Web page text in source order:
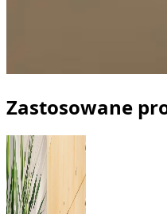
Zastosowane